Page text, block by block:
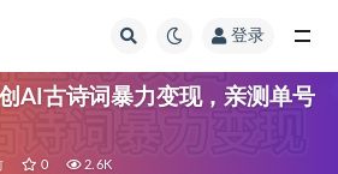
登录
AI古诗词暴力变现，亲测单号
0 2.6K